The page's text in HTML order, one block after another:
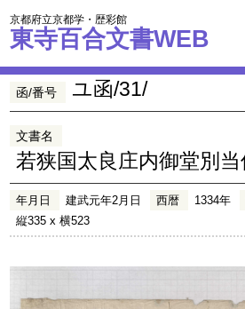
京都府立京都学・歴彩館
東寺百合文書WEB
函/番号 ユ函/31/
文書名
若狭国太良庄内御堂別
年月日 建武元年2月日 西暦 1334年
縦335 x 横523